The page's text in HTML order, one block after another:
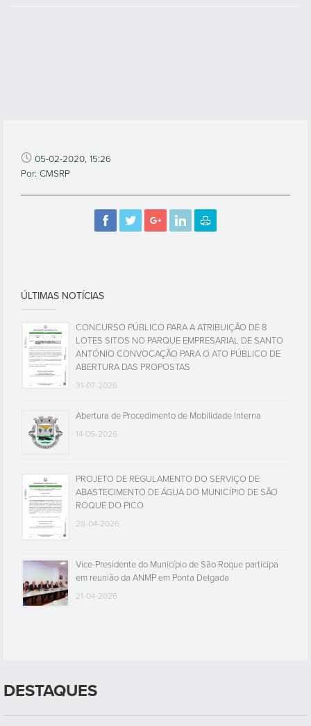
05-02-2020, 15:26
Por: CMSRP
ÚLTIMAS NOTÍCIAS
CONCURSO PÚBLICO PARA A ATRIBUIÇÃO DE 8
LOTES SITOS NO PARQUE EMPRESARIAL DE SANTO
ANTÓNIO CONVOCAÇÃO PARA O ATO PÚBLICO DE
ABERTURA DAS PROPOSTAS
31-07-2026
Abertura de Procedimento de Mobilidade Interna
14-05-2026
PROJETO DE REGULAMENTO DO SERVIÇO DE
ABASTECIMENTO DE ÁGUA DO MUNICÍPIO DE SÃO
ROQUE DO PICO
28-04-2026
Vice-Presidente do Município de São Roque participa
em reunião da ANMP em Ponta Delgada
21-04-2026
DESTAQUES